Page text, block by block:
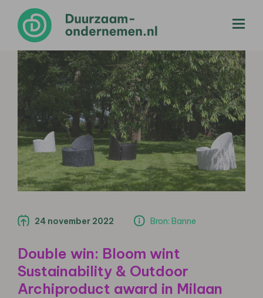
24 november 2022 Bron: Banne
Double win: Bloom wint
Sustainability & Outdoor
Archiproduct award in Milaan